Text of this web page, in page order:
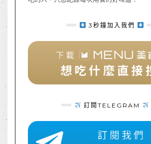
3秒鐘加入我們
訂閱TELEGRAM